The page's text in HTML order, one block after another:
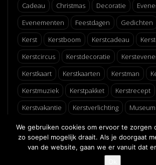
Cadeau Christmas Decoratie
Evenementen
Feestdagen Gedichten
Kerst
Kerstboom Kerstcadeau
Kerstcircus
Kerstdecoratie
Kerstkaart
Kerstkaarten Kerstman
Kerstmuziek
Kerstpakket
Kerstrecept
Kerstvakantie
Kerstverlichting Museum
Recept
Schaatsen Winter
We gebruiken cookies om ervoor te zorgen
zo soepel mogelijk draait. Als je doorgaat
van de website, gaan we er vanuit dat